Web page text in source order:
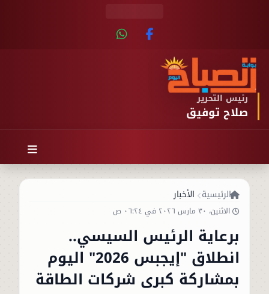
رئيس التحرير
صلاح توفيق
الرئيسية الأخبار
الاثنين، ٣٠ مارس ٢٠٢٦ في ٠٦:٢٤ ص
برعاية الرئيس السيسي..
انطلاق "إيجبس 2026" اليوم
بمشاركة كبرى شركات الطاقة